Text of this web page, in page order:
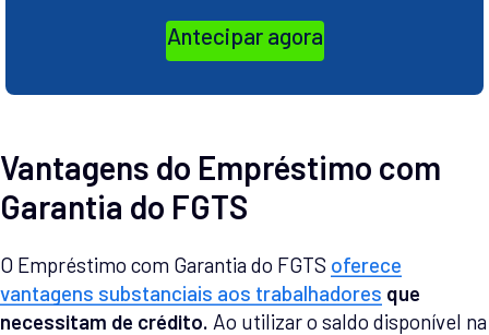
Antecipar agora
Vantagens do Empréstimo com
Garantia do FGTS
O Empréstimo com Garantia do FGTS oferece
vantagens substanciais aos trabalhadores que
necessitam de crédito. Ao utilizar o saldo disponível na